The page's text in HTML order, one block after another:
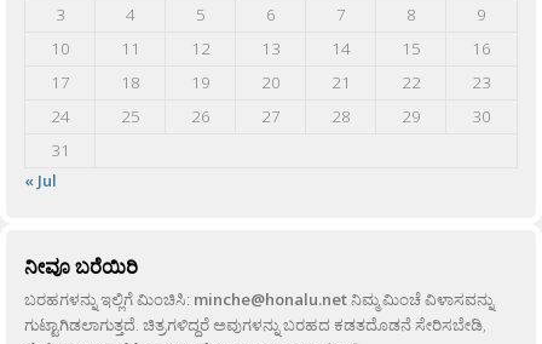
3
4 5 6 7 8
9
10
11 12 13 14 15
16
17
18 19 20 21 22
23
24
25 26 27 28 29
30
31
« Jul
ನೀವೂ ಬರೆಯಿರಿ
ಬರಹಗಳನ್ನು ಇಲ್ಲಿಗೆ ಮಿಂಚಿಸಿ: minche@honalu.netನಿಮ್ಮ ಮಿಂಚೆ ವಿಳಾಸವನ್ನು
ಗುಟ್ಟಾಗಿಡಲಾಗುತ್ತದೆ. ಚಿತ್ರಗಳಿದ್ದರೆ ಅವುಗಳನ್ನು ಬರಹದ ಕಡತದೊಡನೆ ಸೇರಿಸಬೇಡಿ,